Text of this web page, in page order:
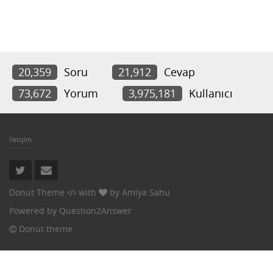
20,359 Soru 21,912
Cevap
73,672
Yorum 3,975,181 Kullanıcı
İletişim
Donut Theme with by Amiya Sahu
Powered by Question2Answer
Donut theme